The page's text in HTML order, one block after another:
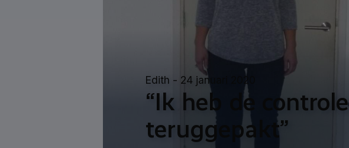
Edith - 24 januari 2020
“Ik heb de controle
teruggepakt”